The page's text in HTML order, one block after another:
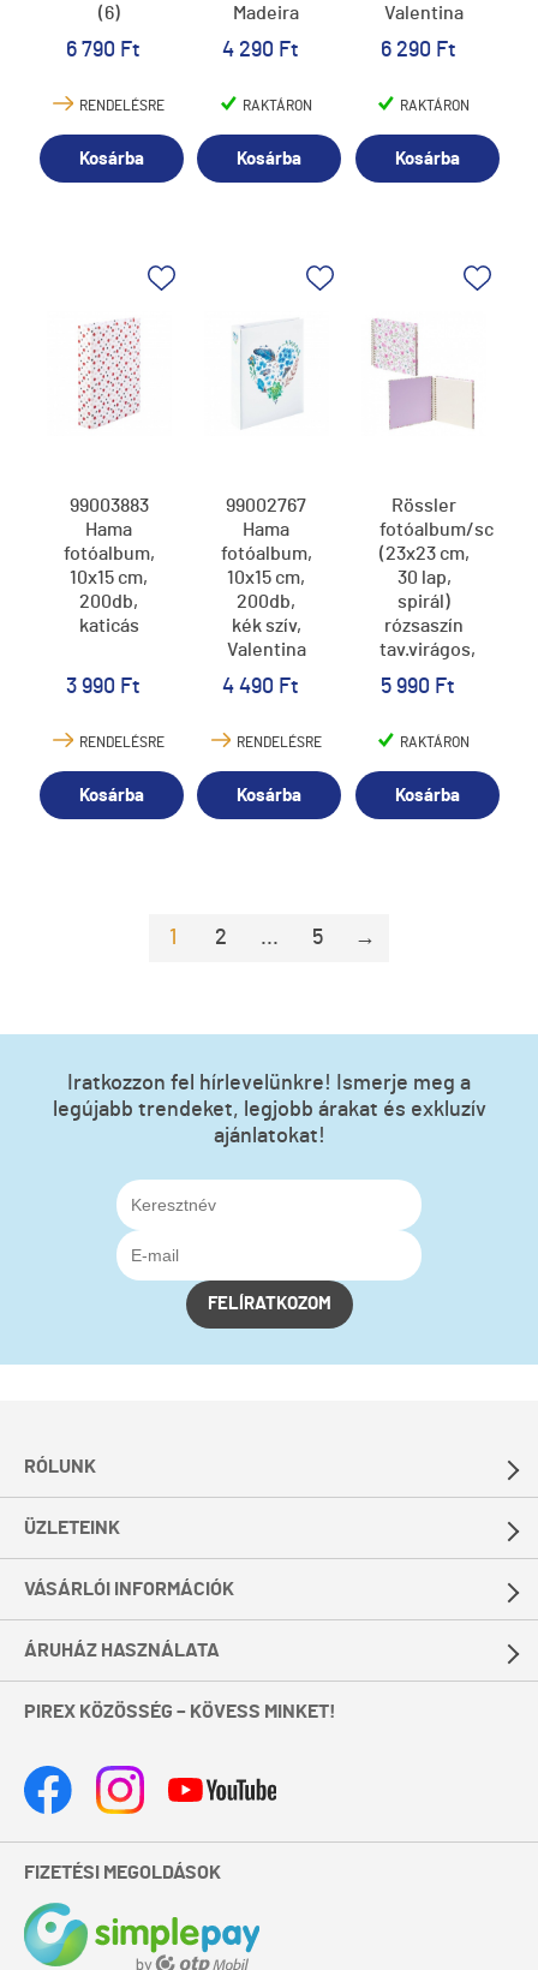
(6)
6 790 Ft
RENDELÉSRE
Kosárba
Madeira
(5)
4 290 Ft
RAKTÁRON
Kosárba
Valentina
(5)
6 290 Ft
RAKTÁRON
Kosárba
99003883
Hama
fotóalbum,
10x15 cm,
200db,
katicás
3 990 Ft
RENDELÉSRE
Kosárba
99002767
Hama
fotóalbum,
10x15 cm,
200db,
kék szív,
Valentina
4 490 Ft
RENDELÉSRE
Kosárba
Rössler
fotóalbum/
(23x23 cm,
30 lap,
spirál)
rózsaszín
tav.virágos,
Cornwall
(6)
5 990 Ft
RAKTÁRON
Kosárba
1 2 ... 5 →
Iratkozzon fel hírlevelünkre! Ismerje meg a
legújabb trendeket, legjobb árakat és exkluzív
ajánlatokat!
FELÍRATKOZOM
RÓLUNK
ÜZLETEINK
VÁSÁRLÓI INFORMÁCIÓK
ÁRUHÁZ HASZNÁLATA
PIREX KÖZÖSSÉG – KÖVESS MINKET!
FIZETÉSI MEGOLDÁSOK